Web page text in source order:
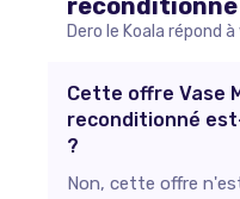
Dero le Koala répond
Cette offre Vase
reconditionné
?
Non, cette offre